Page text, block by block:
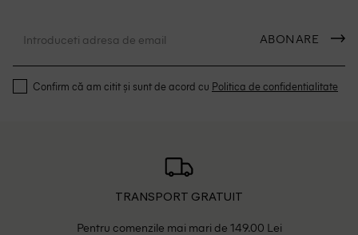
ABONARE
Confirm că am citit și sunt de acord cu Politica de confidentialitate
TRANSPORT GRATUIT
Pentru comenzile mai mari de 149.00 Lei